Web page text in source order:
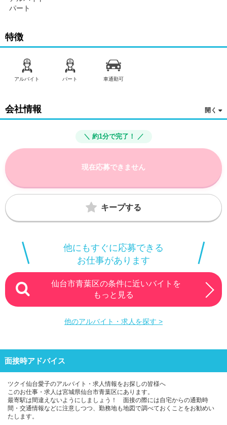
パート
特徴
アルバイト パート 車通勤可
会社情報
＼ 約1分で完了！ ／
現在応募できません
キープする
他にもすぐに応募できる
お仕事があります
仙台市青葉区の条件に近いバイトを
もっと見る
他のアルバイト・求人を探す >
面接時アドバイス
ツクイ仙台愛子のアルバイト・求人情報をお探しの皆様へ
このお仕事・求人は宮城県仙台市青葉区にあります。
最寄駅は間違えないようにしましょう！ 面接の際には自宅からの通勤時
間・交通情報などに注意しつつ、勤務地も地図で調べておくことをお勧めい
たします。